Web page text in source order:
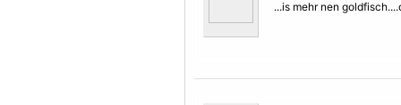
...is mehr nen